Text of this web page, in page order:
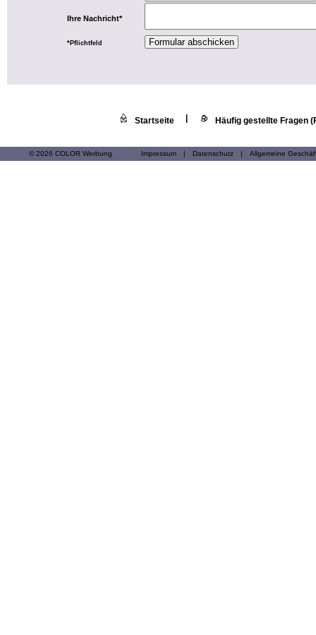
Ihre Nachricht*
*Pflichtfeld
Startseite Häufig gestellte Fragen
© 2026 COLOR Werbung Impressum | Datenschutz | Allgemeine